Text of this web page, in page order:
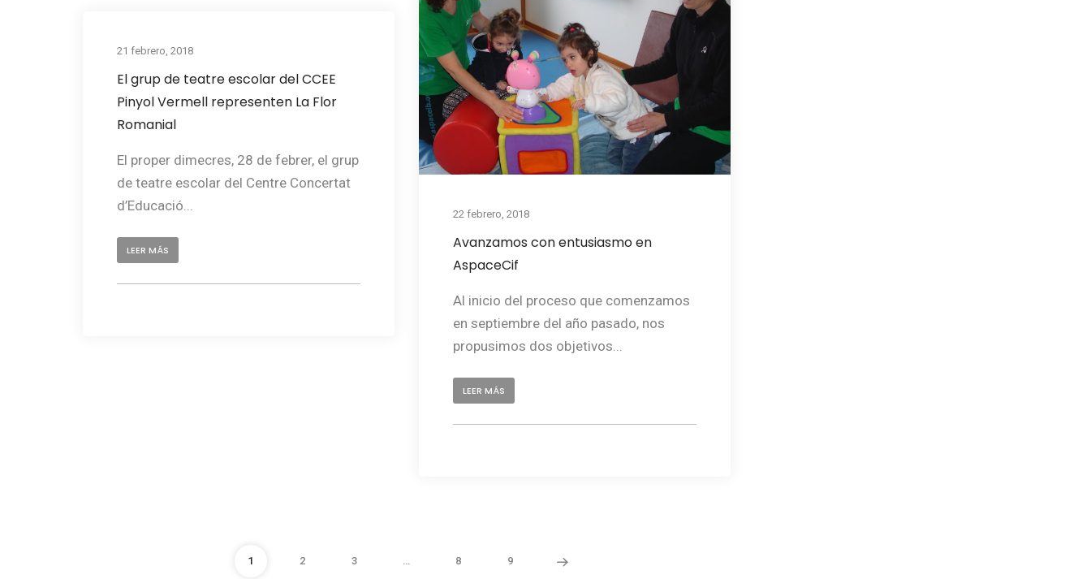
22 febrero, 2018
Avanzamos con entusiasmo en
AspaceCif
Al inicio del proceso que comenzamos
en septiembre del año pasado, nos
propusimos dos objetivos...
LEER MÁS
21 febrero, 2018
El grup de teatre escolar del CCEE
Pinyol Vermell representen La Flor
Romanial
El proper dimecres, 28 de febrer, el grup
de teatre escolar del Centre Concertat
d’Educació...
LEER MÁS
1 2 3 … 8 9